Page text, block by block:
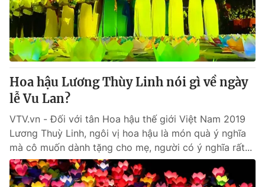
Hoa hậu Lương Thùy Linh nói gì về ngày
lễ Vu Lan?
VTV.vn - Đối với tân Hoa hậu thế giới Việt Nam 2019
Lương Thuỳ Linh, ngôi vị hoa hậu là món quà ý nghĩa
mà cô muốn dành tặng cho mẹ, người có ý nghĩa rất...